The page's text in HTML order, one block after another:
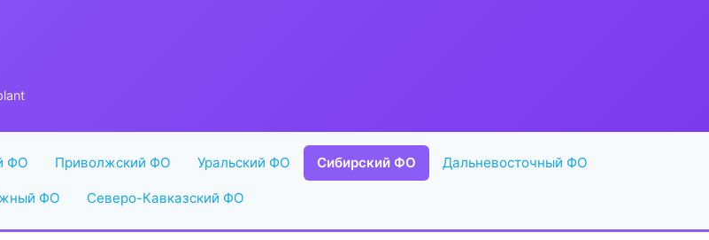
ФО Приволжский ФО Уральский ФО Сибирский ФО Дальневосточный ФО
ФО Северо-Кавказский ФО